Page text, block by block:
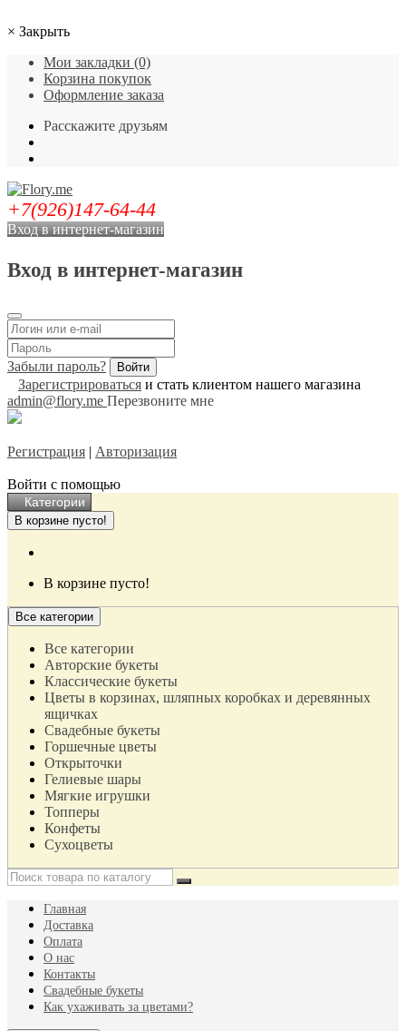
× Закрыть
Мои закладки (0)
Корзина покупок
Оформление заказа
Расскажите друзьям
+7(926)147-64-44
Вход в интернет-магазин
Вход в интернет-магазин
Забыли пароль?
Зарегистрироваться и стать клиентом нашего магазина
admin@flory.me Перезвоните мне
Регистрация | Авторизация
Войти с помощью
Категории
В корзине пусто!
В корзине пусто!
Все категории
Все категории
Авторские букеты
Классические букеты
Цветы в корзинах, шляпных коробках и деревянных
ящичках
Свадебные букеты
Горшечные цветы
Открыточки
Гелиевые шары
Мягкие игрушки
Топперы
Конфеты
Сухоцветы
Главная
Доставка
Оплата
О нас
Контакты
Свадебные букеты
Как ухаживать за цветами?